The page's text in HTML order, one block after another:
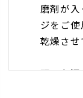
磨剤が
ジをご
乾燥させ
頑固な